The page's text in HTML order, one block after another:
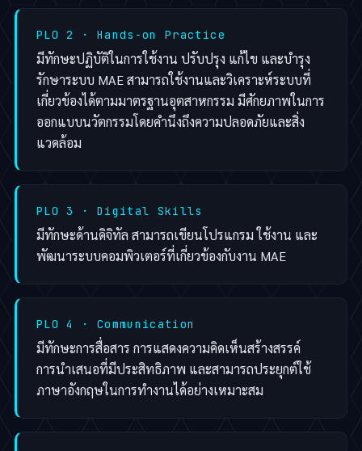
PLO 2 · Hands-on Practice
มีทักษะปฏิบัติในการใช้งาน ปรับปรุง แก้ไข และบำรุง
รักษาระบบ MAE สามารถใช้งานและวิเคราะห์ระบบที่
เกี่ยวข้องได้ตามมาตรฐานอุตสาหกรรม มีศักยภาพในการ
ออกแบบนวัตกรรมโดยคำนึงถึงความปลอดภัยและสิ่ง
แวดล้อม
PLO 3 · Digital Skills
มีทักษะด้านดิจิทัล สามารถเขียนโปรแกรม ใช้งาน และ
พัฒนาระบบคอมพิวเตอร์ที่เกี่ยวข้องกับงาน MAE
PLO 4 · Communication
มีทักษะการสื่อสาร การแสดงความคิดเห็นสร้างสรรค์
การนำเสนอที่มีประสิทธิภาพ และสามารถประยุกต์ใช้
ภาษาอังกฤษในการทำงานได้อย่างเหมาะสม